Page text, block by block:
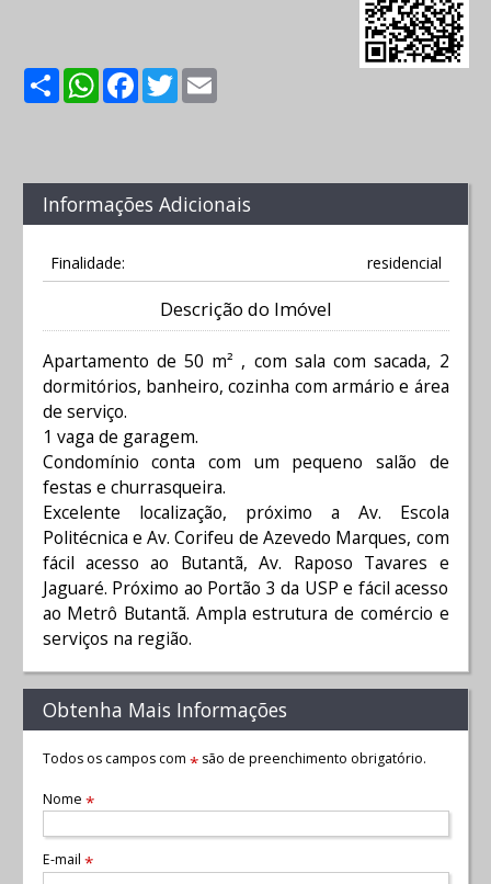
ShareWhatsApp
Facebook
Twitter
Informações Adicionais
Finalidade: residencial
Descrição do Imóvel
Apartamento de 50 m² , com sala com sacada, 2
dormitórios, banheiro, cozinha com armário e área
de serviço.
1 vaga de garagem.
Condomínio conta com um pequeno salão de
festas e churrasqueira.
Excelente localização, próximo a Av. Escola
Politécnica e Av. Corifeu de Azevedo Marques, com
fácil acesso ao Butantã, Av. Raposo Tavares e
Jaguaré. Próximo ao Portão 3 da USP e fácil acesso
ao Metrô Butantã. Ampla estrutura de comércio e
serviços na região.
Obtenha Mais Informações
Todos os campos com *são de preenchimento obrigatório.
Nome *
E-mail *